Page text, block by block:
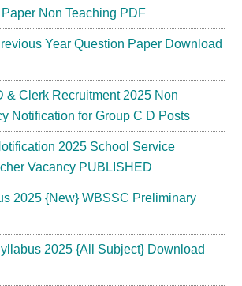
Non Teaching PDF
Year Question Paper Download
& Clerk Recruitment 2025 Non
Notification for Group C D Posts
2025 School Service
Vacancy PUBLISHED
2025 {New} WBSSC Preliminary
2025 {All Subject} Download